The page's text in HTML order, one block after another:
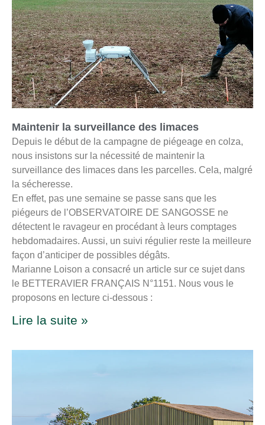
Maintenir la surveillance des limaces
Depuis le début de la campagne de piégeage en colza,
nous insistons sur la nécessité de maintenir la
surveillance des limaces dans les parcelles. Cela, malgré
la sécheresse.
En effet, pas une semaine se passe sans que les
piégeurs de l’OBSERVATOIRE DE SANGOSSE ne
détectent le ravageur en procédant à leurs comptages
hebdomadaires. Aussi, un suivi régulier reste la meilleure
façon d’anticiper de possibles dégâts.
Marianne Loison a consacré un article sur ce sujet dans
le BETTERAVIER FRANÇAIS N°1151. Nous vous le
proposons en lecture ci-dessous :
Lire la suite »